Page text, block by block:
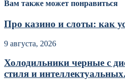
Вам также может понравиться
Про казино и слоты: как
9 августа, 2026
Холодильники черные с
стиля и